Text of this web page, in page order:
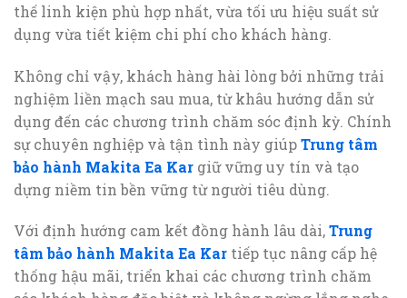
thế linh kiện phù hợp nhất, vừa tối ưu hiệu suất sử
dụng vừa tiết kiệm chi phí cho khách hàng.
Không chỉ vậy, khách hàng hài lòng bởi những trải
nghiệm liền mạch sau mua, từ khâu hướng dẫn sử
dụng đến các chương trình chăm sóc định kỳ. Chính
sự chuyên nghiệp và tận tình này giúpTrung tâm
bảo hành Makita Ea Kar giữ vững uy tín và tạo
dựng niềm tin bền vững từ người tiêu dùng.
Với định hướng cam kết đồng hành lâu dài,Trung
tâm bảo hành Makita Ea Kar tiếp tục nâng cấp hệ
thống hậu mãi, triển khai các chương trình chăm